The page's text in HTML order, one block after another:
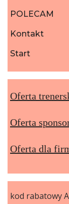
POLECAM
Kontakt
Start
Oferta
Oferta
Oferta dla
kod rabatowy